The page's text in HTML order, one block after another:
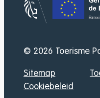
© 2026 Toerisme
Sitemap
Cookiebeleid